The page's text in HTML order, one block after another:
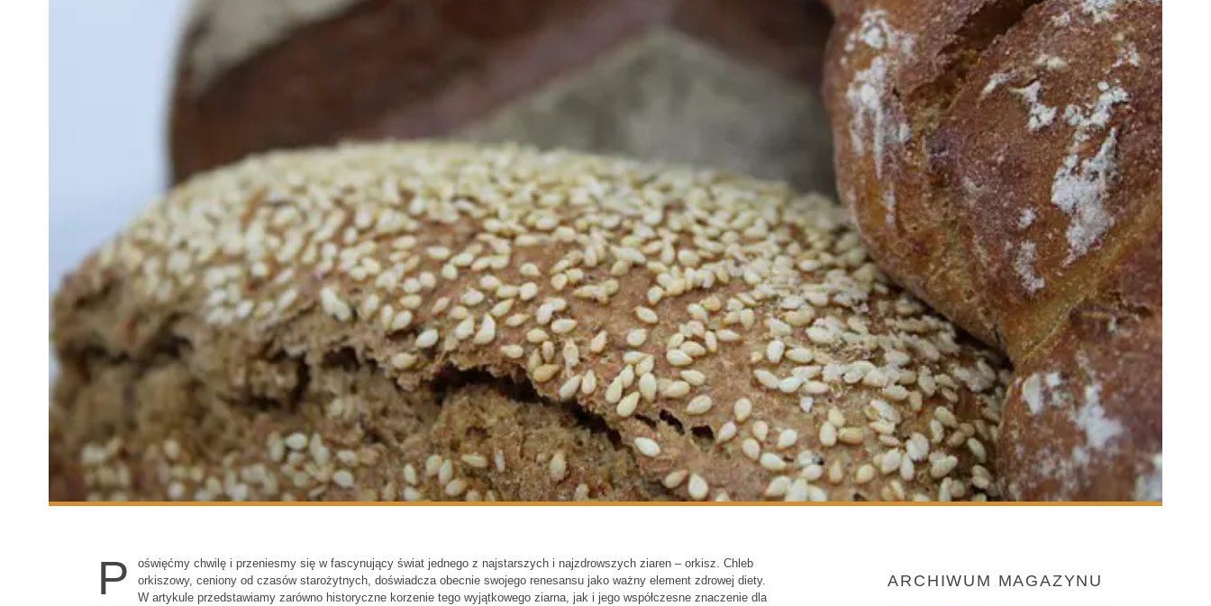
P
oświęćmy chwilę i przeniesmy się w fascynujący świat jednego z najstarszych i najzdrowszych ziaren – orkisz. Chleb
orkiszowy, ceniony od czasów starożytnych, doświadcza obecnie swojego renesansu jako ważny element zdrowej diety.
W artykule przedstawiamy zarówno historyczne korzenie tego wyjątkowego ziarna, jak i jego współczesne znaczenie dla
ARCHIWUM MAGAZYNU